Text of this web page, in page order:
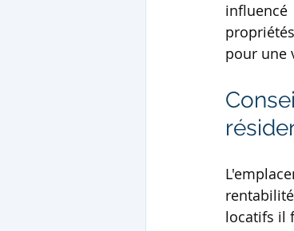
pour une
locatifs il